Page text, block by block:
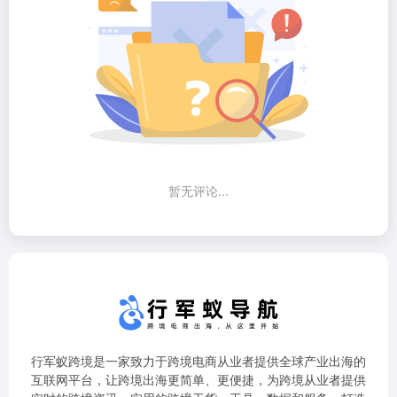
暂无评论...
行军蚁跨境是一家致力于跨境电商从业者提供全球产业出海的
互联网平台，让跨境出海更简单、更便捷，为跨境从业者提供